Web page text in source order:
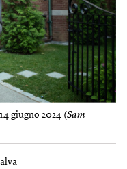
giugno 2024 (Sam